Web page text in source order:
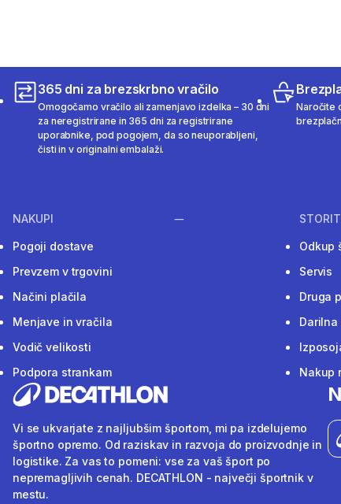
365 dni za brezskrbno vračilo
Omogočamo vračilo ali zamenjavo izdelka – 30 dni
za neregistrirane in 365 dni za registrirane
uporabnike, pod pogojem, da so neuporabljeni,
čisti in v originalni embalaži.
Naročite
NAKUPI
Pogoji dostave
Prevzem v trgovini
Načini plačila
Menjave in vračila
Vodič velikosti
Podpora strankam
Odkup
Servis
Druga
Nakup
Vi se ukvarjate z najljubšim športom, mi pa izdelujemo
športno opremo. Od raziskav in razvoja do proizvodnje in
logistike. Za vas to pomeni: vse za vaš šport po
nepremagljivih cenah. DECATHLON - največji športnik v
mestu.